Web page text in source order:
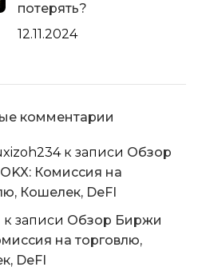
потерять?
12.11.2024
комментарии
к записи Обзор
Комиссия на
Кошелек, DeFI
к записи Обзор Биржи
на торговлю,
DeFI